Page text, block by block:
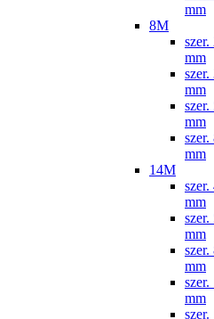
mm
8M
szer.
mm
szer.
mm
szer.
mm
szer.
mm
14M
szer.
mm
szer.
mm
szer.
mm
szer.
mm
szer.